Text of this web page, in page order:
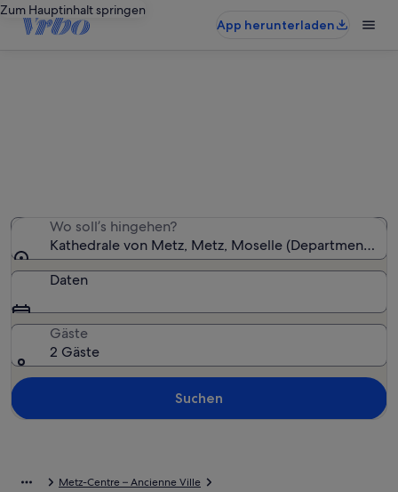
Zum Hauptinhalt springen
App herunterladen
Wo soll’s hingehen?
Kathedrale von Metz, Metz, Moselle (Department),
Daten
Gäste
2 Gäste
Suchen
Metz-Centre – Ancienne Ville